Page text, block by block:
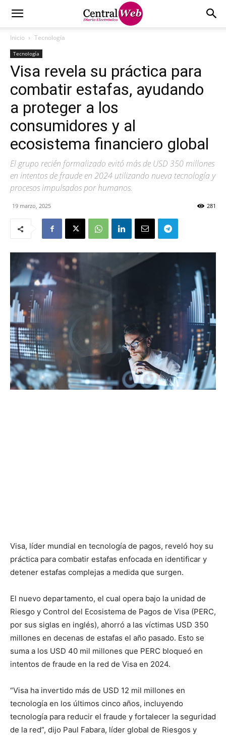
Inicio Tecnología
Tecnología
Visa revela su práctica para
combatir estafas, ayudando
a proteger a los
consumidores y al
ecosistema financiero global
El grupo recién formalizado evitó más de USD 350 millones
en intentos de fraude en 2024 utilizando nueva tecnología y
procesos impulsados por humanos.
19 marzo, 2025 281
Visa, líder mundial en tecnología de pagos, reveló hoy su
práctica para combatir estafas enfocada en identificar y
detener estafas complejas a medida que surgen.
El nuevo departamento, el cual opera bajo la unidad de
Riesgo y Control del Ecosistema de Pagos de Visa (PERC,
por sus siglas en inglés), ahorró a las víctimas USD 350
millones en decenas de estafas el año pasado. Esto se
suma a los USD 40 mil millones que PERC bloqueó en
intentos de fraude en la red de Visa en 2024.
“Visa ha invertido más de USD 12 mil millones en
tecnología en los últimos cinco años, incluyendo
tecnología para reducir el fraude y fortalecer la seguridad
de la red”, dijo Paul Fabara, líder global de Riesgos y